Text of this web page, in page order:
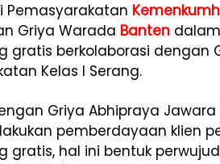
Pemasyarakatan
Griya Warada Banten
gratis berkolaborasi dengan
Kelas I Serang.
Griya Abhipraya
pemberdayaan klien
gratis, hal ini bentuk